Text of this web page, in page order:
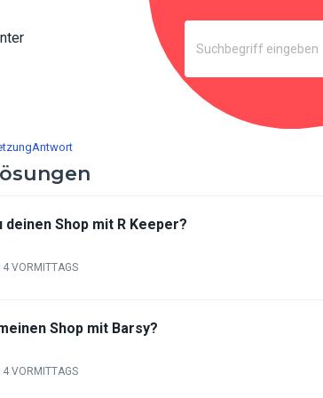
Shop mit R Keeper?
VORMITTAGS
Shop mit Barsy?
VORMITTAGS